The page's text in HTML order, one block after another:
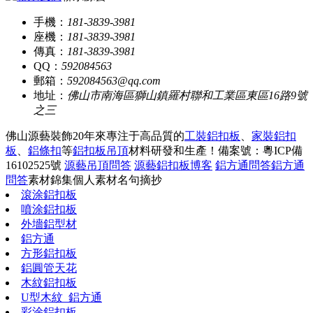
手機： 181-3839-3981
座機： 181-3839-3981
傳真： 181-3839-3981
QQ： 592084563
郵箱： 592084563@qq.com
地址： 佛山市南海區獅山鎮羅村聯和工業區東區16路9號
之三
佛山源藝裝飾20年來專注于高品質的工裝鋁扣板
家裝鋁扣
板
鋁條扣等鋁扣板吊頂材料研發和生產！ 備案號：粵ICP備
16102525號 源藝吊頂問答 源藝鋁扣板博客 鋁方通問答鋁方通
問答素材錦集個人素材名句摘抄
滾涂鋁扣板
噴涂鋁扣板
外墻鋁型材
鋁方通
方形鋁扣板
鋁圓管天花
木紋鋁扣板
U型木紋_鋁方通